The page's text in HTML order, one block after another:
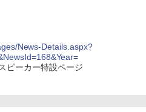
News-Details.aspx?
ピーカー特設ページ